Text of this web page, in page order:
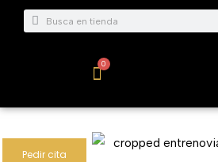
Buscar
Buscar
0
Carrito
Pedir cita